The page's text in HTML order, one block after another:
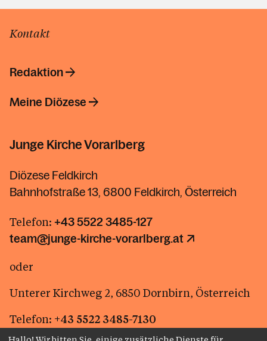
Kontakt
Redaktion
Meine Diözese
Junge Kirche Vorarlberg
Diözese Feldkirch
Bahnhofstraße 13, 6800 Feldkirch, Österreich
Telefon: +43 5522 3485-127
team@junge-kirche-vorarlberg.at
oder
Unterer Kirchweg 2, 6850 Dornbirn, Österreich
Telefon: +43 5522 3485-7130